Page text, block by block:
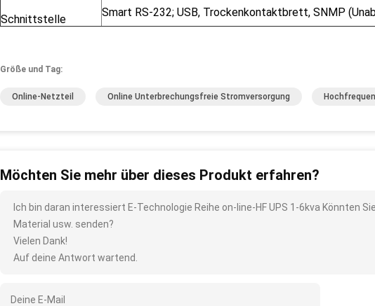
Schnittstelle
Smart RS-232; USB, Trockenkontaktbrett, SNMP
Größe und Tag:
Online-Netzteil Online Unterbrechungsfreie Stromversorgung
Möchten Sie mehr über dieses Produkt erfahren?
Ich bin daran interessiert E-Technologie Reihe on-line-HF UPS 1-6kva Könnten
Material usw. senden?
Vielen Dank!
Auf deine Antwort wartend.